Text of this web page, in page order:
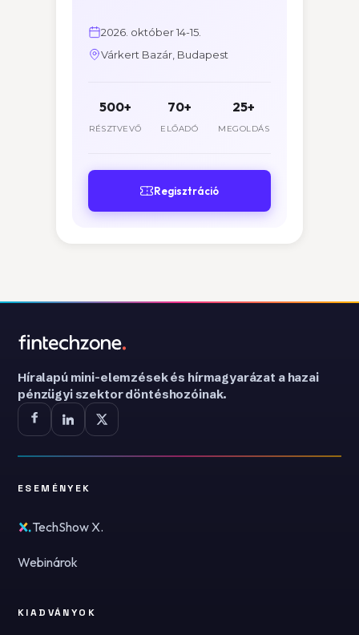
2026. október 14-15.
Várkert Bazár, Budapest
500+
RÉSZTVEVŐ
70+
ELŐADÓ
25+
MEGOLDÁS
Regisztráció
Híralapú mini-elemzések és hírmagyarázat a hazai
pénzügyi szektor döntéshozóinak.
ESEMÉNYEK
TechShow X.
Webinárok
KIADVÁNYOK